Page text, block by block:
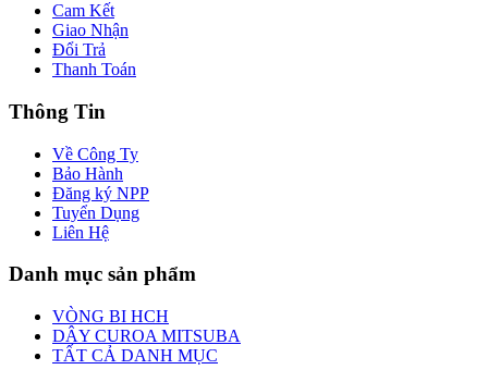
Cam Kết
Giao Nhận
Đổi Trả
Thanh Toán
Thông Tin
Về Công Ty
Bảo Hành
Đăng ký NPP
Tuyển Dụng
Liên Hệ
Danh mục sản phẩm
VÒNG BI HCH
DÂY CUROA MITSUBA
TẤT CẢ DANH MỤC